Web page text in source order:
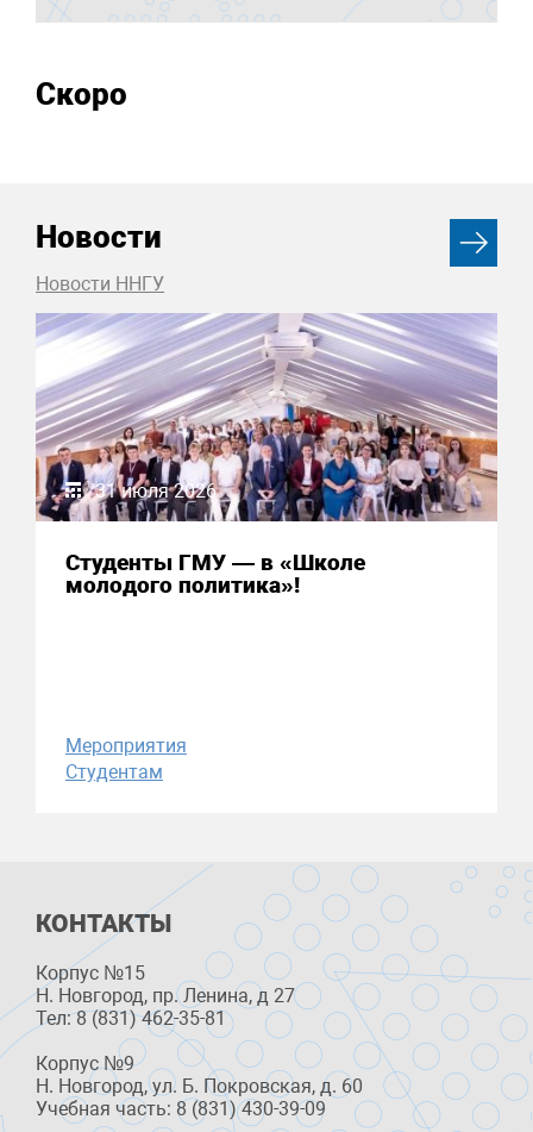
Скоро
Новости
Новости ННГУ
31 июля 2026
Студенты ГМУ — в «Школе
молодого политика»!
Мероприятия
Студентам
КОНТАКТЫ
Корпус №15
Н. Новгород, пр. Ленина, д 27
Тел: 8 (831) 462-35-81
Корпус №9
Н. Новгород, ул. Б. Покровская, д. 60
Учебная часть: 8 (831) 430-39-09